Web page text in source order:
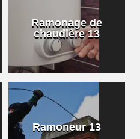
Ramonage de
chaudière 13
Ramoneur 13